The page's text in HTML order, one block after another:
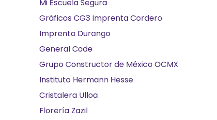
Mi Escuela Segura
Gráficos CG3 Imprenta Cordero
Imprenta Durango
General Code
Grupo Constructor de México OCMX
Instituto Hermann Hesse
Cristalera Ulloa
Florería Zazil